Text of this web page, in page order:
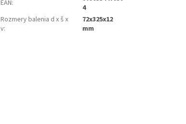
EAN:
4
Rozmery balenia d x š x
v:
72x325x12
mm